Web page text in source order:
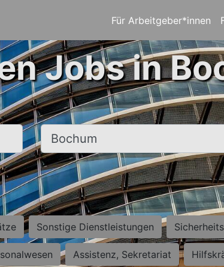
Für Arbeitgeber*innen
Jobs in
Ort, Stadt
Sonstige Dienstleistungen
Assistenz, Sekretariat